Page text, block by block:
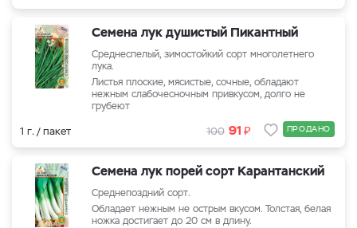
Семена лук душистый Пикантный
Среднеспелый, зимостойкий сорт многолетнего
лука.
Листья плоские, мясистые, сочные, обладают
нежным слабочесночным привкусом, долго не
грубеют
1 г. / пакет 100 91₽ ПРОДАНО
Семена лук порей сорт Карантанский
Среднепоздний сорт.
Обладает нежным не острым вкусом. Толстая, белая
ножка достигает до 20 см в длину.